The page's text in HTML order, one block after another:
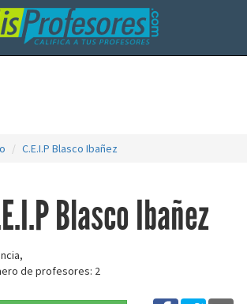
C.E.I.P Blasco Ibañez
Blasco Ibañez
de profesores: 2